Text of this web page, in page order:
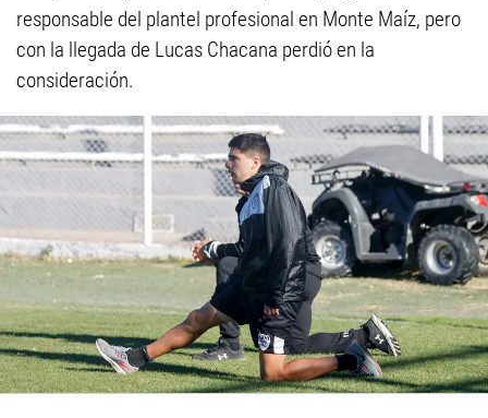
responsable del plantel profesional en Monte Maíz, pero
con la llegada de Lucas Chacana perdió en la
consideración.